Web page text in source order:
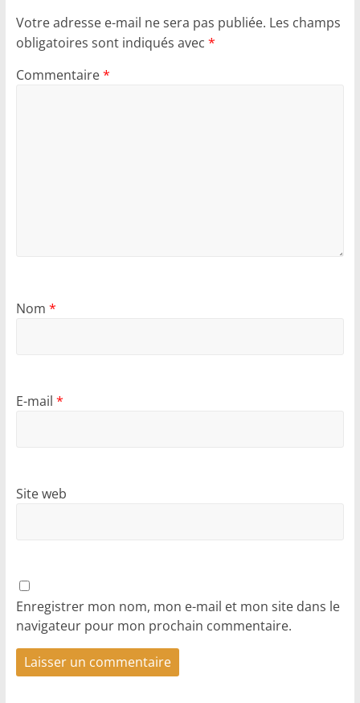
Votre adresse e-mail ne sera pas publiée. Les champs
obligatoires sont indiqués avec *
Commentaire*
Nom *
E-mail *
Site web
Enregistrer mon nom, mon e-mail et mon site dans le
navigateur pour mon prochain commentaire.